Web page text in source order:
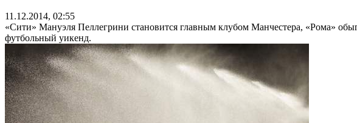
11.12.2014, 02:55
«Сити» Мануэля Пеллегрини становится главным клубом Манчестера, «Рома»
футбольный уикенд.